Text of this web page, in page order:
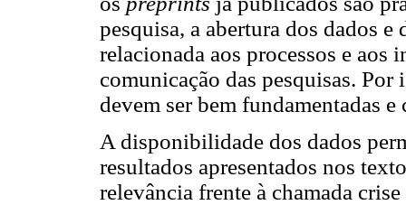
pesquisa, a abertura dos dados e
relacionada aos processos e
comunicação das pesquisas. Por
devem ser bem fundamentadas
A disponibilidade dos dados
resultados apresentados nos
relevância frente à chamada